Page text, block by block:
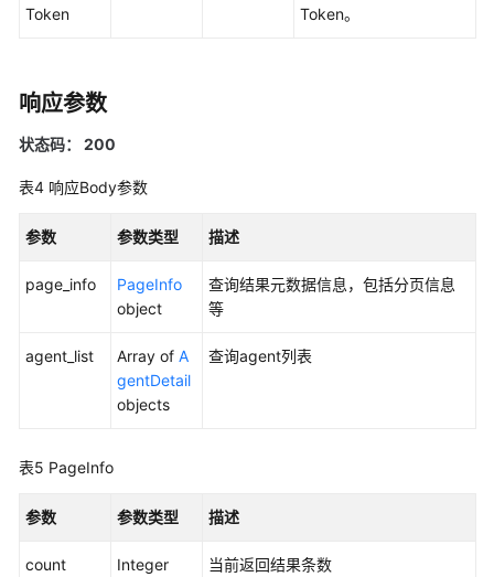
题
帮
助
AOM
文
文
指
Token
Token。
响应参数
状态码： 200
表4 响应Body参数
参数 参数类型 描述
page_info
PageInfo
object
查询结果元数据信息，包括分页信息
等
agent_list Array of A
gentDetail
objects
查询agent列表
表5 PageInfo
参数 参数类型 描述
count Integer 当前返回结果条数